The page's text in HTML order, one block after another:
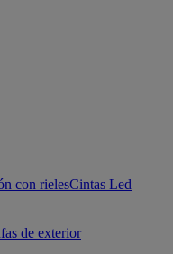
con rielesCintas Led
de exterior